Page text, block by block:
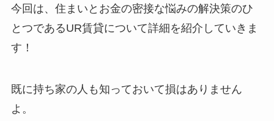
今回は、住まいとお金の密接な悩みの解決策のひ
とつであるUR賃貸について詳細を紹介していきま
す！
既に持ち家の人も知っておいて損はありません
よ。